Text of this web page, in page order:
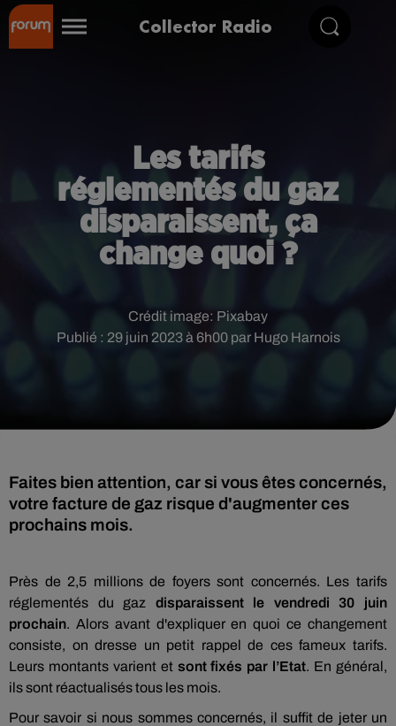
Collector Radio
Les tarifs
réglementés du gaz
disparaissent, ça
change quoi ?
Publié : 29 juin 2023 à 6h00 par Hugo Harnois
Crédit image: Pixabay
Faites bien attention, car si vous êtes concernés,
votre facture de gaz risque d'augmenter ces
prochains mois.
Près de 2,5 millions de foyers sont concernés. Les tarifs
réglementés du gaz disparaissent le vendredi 30 juin
prochain. Alors avant d'expliquer en quoi ce changement
consiste, on dresse un petit rappel de ces fameux tarifs.
Leurs montants varient et sont fixés par l’Etat. En général,
ils sont réactualisés tous les mois.
Pour savoir si nous sommes concernés, il suffit de jeter un